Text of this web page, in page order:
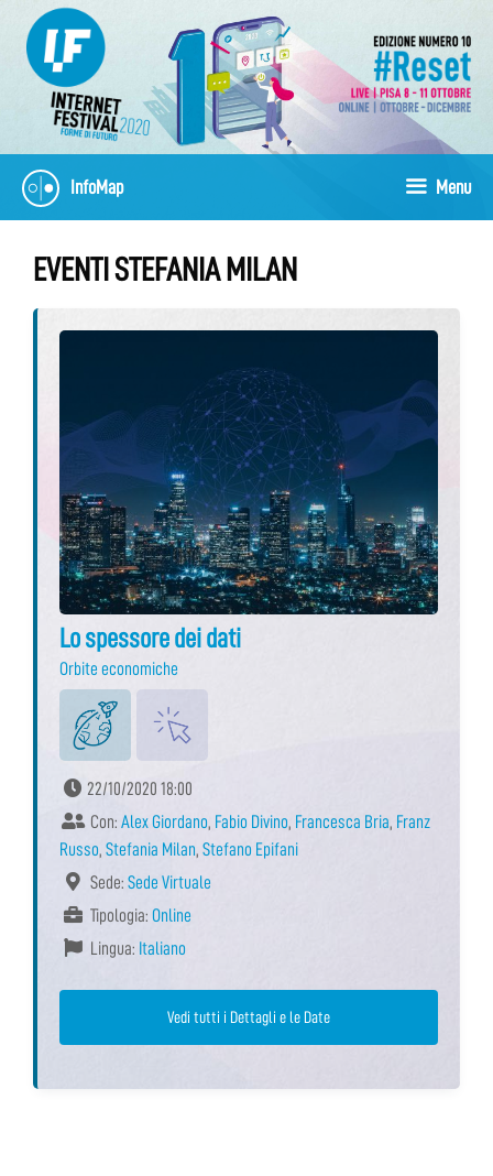
contenuto
InfoMap Menu
EVENTI STEFANIA MILAN
Lo spessore dei dati
Orbite economiche
22/10/2020 18:00
Con: Alex Giordano, Fabio Divino, Francesca Bria, Franz
Russo, Stefania Milan, Stefano Epifani
Sede: Sede Virtuale
Tipologia: Online
Lingua: Italiano
Vedi tutti i Dettagli e le Date